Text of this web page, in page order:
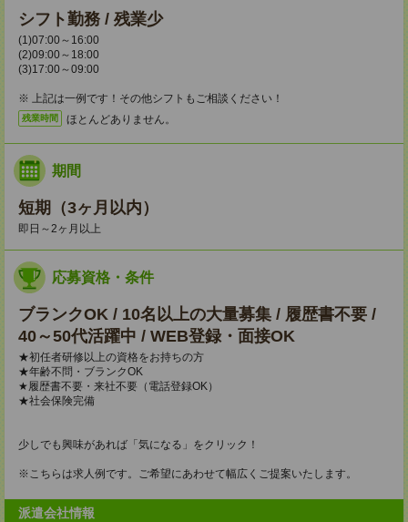
シフト勤務 / 残業少
(1)07:00～16:00
(2)09:00～18:00
(3)17:00～09:00
※ 上記は一例です！その他シフトもご相談ください！
残業時間 ほとんどありません。
期間
短期（3ヶ月以内）
即日～2ヶ月以上
応募資格・条件
ブランクOK / 10名以上の大量募集 / 履歴書不要 /
40～50代活躍中 / WEB登録・面接OK
★初任者研修以上の資格をお持ちの方
★年齢不問・ブランクOK
★履歴書不要・来社不要（電話登録OK）
★社会保険完備
少しでも興味があれば「気になる」をクリック！
※こちらは求人例です。ご希望にあわせて幅広くご提案いたします。
派遣会社情報